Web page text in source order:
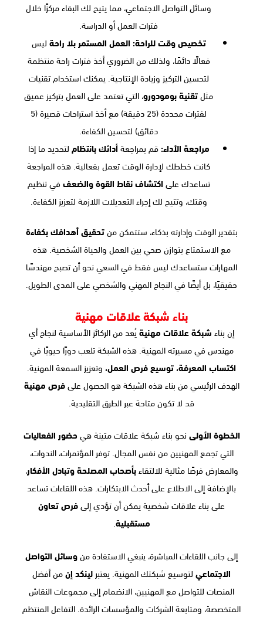
وسائل التواصل الاجتماعي، مما يتيح لك البقاء مركزًا خلال
فترات العمل أو الدراسة.
تخصيص وقت للراحة: العمل المستمر بلا راحة ليس
فعالًا دائمًا، ولذلك من الضروري أخذ فترات راحة منتظمة
لتحسين التركيز وزيادة الإنتاجية. يمكنك استخدام تقنيات
مثلتقنية بومودورو، التي تعتمد على العمل بتركيز عميق
لفترات محددة (25 دقيقة) مع أخذ استراحات قصيرة (5
دقائق) لتحسين الكفاءة.
مراجعة الأداء: قم بمراجعةأدائك بانتظام لتحديد ما إذا
كانت خططك لإدارة الوقت تعمل بفعالية. هذه المراجعة
تساعدك على اكتشاف نقاط القوة والضعف في تنظيم
وقتك، وتتيح لك إجراء التعديلات اللازمة لتعزيز الكفاءة.
بتقدير الوقت وإدارته بذكاء، ستتمكن منتحقيق أهدافك بكفاءة
مع الاستمتاع بتوازن صحي بين العمل والحياة الشخصية. هذه
المهارات ستساعدك ليس فقط في السعي نحو أن تصبح مهندسًا
حقيقيًا، بل أيضًا في النجاح المهني والشخصي على المدى الطويل.
بناء شبكة علاقات مهنية
إن بناء شبكة علاقات مهنيةيُعد من الركائز الأساسية لنجاح أي
مهندس في مسيرته المهنية. هذه الشبكة تلعب دورًا حيويًا في
اكتساب المعرفة، توسيع فرص العمل، وتعزيز السمعة المهنية.
الهدف الرئيسي من بناء هذه الشبكة هو الحصول علىفرص مهنية
قد لا تكون متاحة عبر الطرق التقليدية.
الخطوة الأولى نحو بناء شبكة علاقات متينة هي حضور الفعاليات
التي تجمع المهنيين من نفس المجال. توفر المؤتمرات، الندوات،
والمعارض فرصًا مثالية للالتقاءبأصحاب المصلحة وتبادل الأفكار،
بالإضافة إلى الاطلاع على أحدث الابتكارات. هذه اللقاءات تساعد
على بناء علاقات شخصية يمكن أن تؤدي إلىفرص تعاون
مستقبلية
إلى جانب اللقاءات المباشرة، ينبغي الاستفادة منوسائل التواصل
الاجتماعي لتوسيع شبكتك المهنية. يعتبر لينكد إنمن أفضل
المنصات للتواصل مع المهنيين، الانضمام إلى مجموعات النقاش
المتخصصة، ومتابعة الشركات والمؤسسات الرائدة. التفاعل المنتظم